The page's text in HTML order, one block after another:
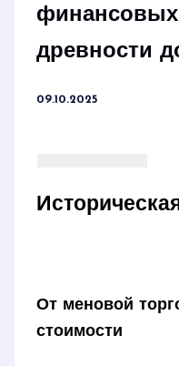
финансовых
древности
09.10.2025
От меновой
стоимости